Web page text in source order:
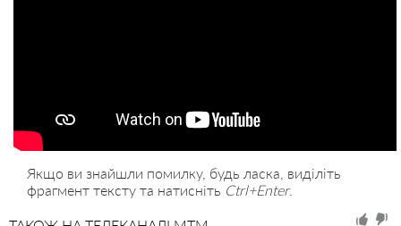
Якщо ви знайшли помилку, будь ласка, виділіть
фрагмент тексту та натисніть Ctrl+Enter.